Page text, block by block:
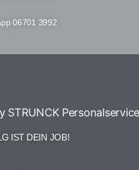
06701 3992
IST DEIN JOB!